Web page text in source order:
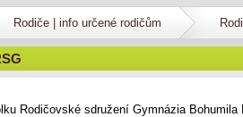
Rodiče | info určené rodičům
Rodičovské sdružení Gymnázia